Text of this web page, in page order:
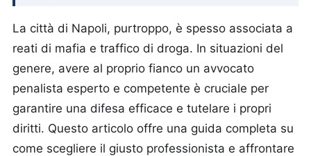
La città di Napoli, purtroppo, è spesso associata a
reati di mafia e traffico di droga. In situazioni del
genere, avere al proprio fianco un avvocato
penalista esperto e competente è cruciale per
garantire una difesa efficace e tutelare i propri
diritti. Questo articolo offre una guida completa su
come scegliere il giusto professionista e affrontare